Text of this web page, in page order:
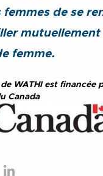
femmes de se
femme.
WATHI est financée
Canada